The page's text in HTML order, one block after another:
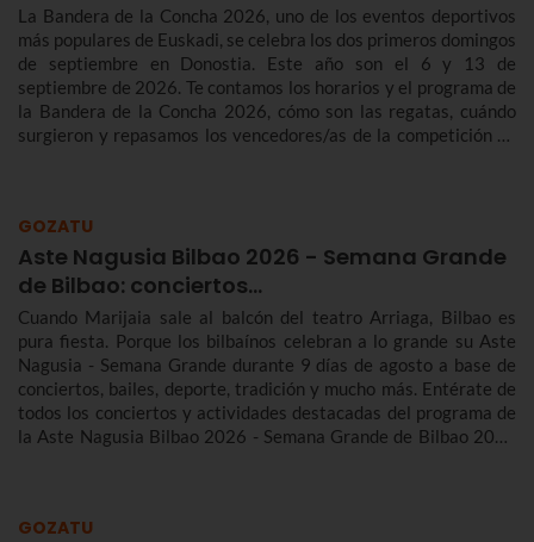
La Bandera de la Concha 2026, uno de los eventos deportivos
más populares de Euskadi, se celebra los dos primeros domingos
de septiembre en Donostia. Este año son el 6 y 13 de
septiembre de 2026. Te contamos los horarios y el programa de
la Bandera de la Concha 2026, cómo son las regatas, cuándo
surgieron y repasamos los vencedores/as de la competición de
GOZATU
Aste Nagusia Bilbao 2026 - Semana Grande
de Bilbao: conciertos…
Cuando Marijaia sale al balcón del teatro Arriaga, Bilbao es
pura fiesta. Porque los bilbaínos celebran a lo grande su Aste
Nagusia - Semana Grande durante 9 días de agosto a base de
conciertos, bailes, deporte, tradición y mucho más. Entérate de
todos los conciertos y actividades destacadas del programa de
la Aste Nagusia Bilbao 2026 - Semana Grande de Bilbao 2026
GOZATU